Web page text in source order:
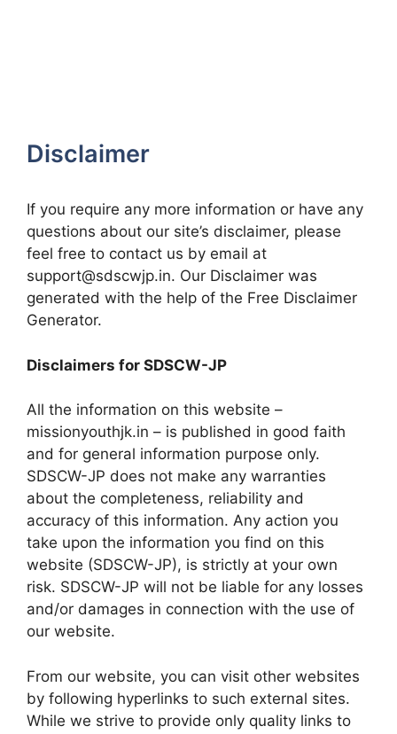
Disclaimer
If you require any more information or have any
questions about our site’s disclaimer, please
feel free to contact us by email at
support@sdscwjp.in. Our Disclaimer was
generated with the help of the Free Disclaimer
Generator.
Disclaimers for SDSCW-JP
All the information on this website –
missionyouthjk.in – is published in good faith
and for general information purpose only.
SDSCW-JP does not make any warranties
about the completeness, reliability and
accuracy of this information. Any action you
take upon the information you find on this
website (SDSCW-JP), is strictly at your own
risk. SDSCW-JP will not be liable for any losses
and/or damages in connection with the use of
our website.
From our website, you can visit other websites
by following hyperlinks to such external sites.
While we strive to provide only quality links to